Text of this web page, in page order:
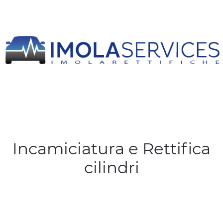
Incamiciatura e Rettifica
cilindri